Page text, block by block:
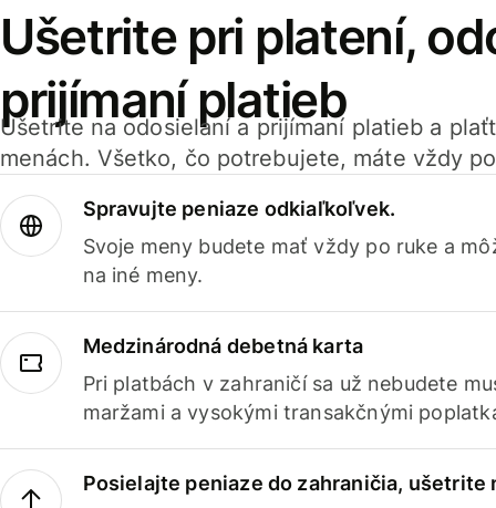
Ušetrite pri platení,
prijímaní platieb
Ušetrite na odosielaní a prijímaní platieb a
menách. Všetko, čo potrebujete, máte vždy
Spravujte peniaze odkiaľkoľvek.
Svoje meny budete mať vždy po ruke a
na iné meny.
Medzinárodná debetná karta
Pri platbách v zahraničí sa už nebudete
maržami a vysokými transakčnými
Posielajte peniaze do zahraničia, ušetrite